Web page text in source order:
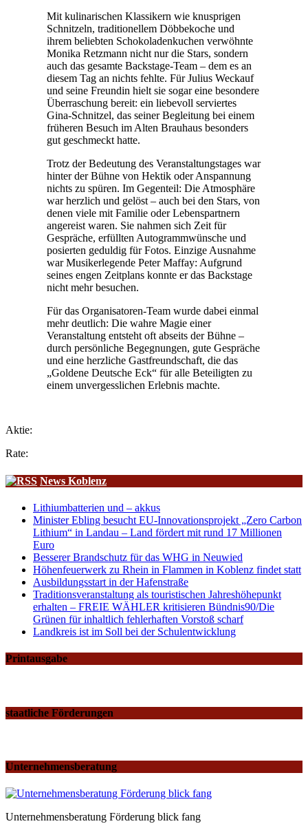
Mit kulinarischen Klassikern wie knusprigen
Schnitzeln, traditionellem Döbbekoche und
ihrem beliebten Schokoladenkuchen verwöhnte
Monika Retzmann nicht nur die Stars, sondern
auch das gesamte Backstage-Team – dem es an
diesem Tag an nichts fehlte. Für Julius Weckauf
und seine Freundin hielt sie sogar eine besondere
Überraschung bereit: ein liebevoll serviertes
Gina-Schnitzel, das seiner Begleitung bei einem
früheren Besuch im Alten Brauhaus besonders
gut geschmeckt hatte.
Trotz der Bedeutung des Veranstaltungstages war
hinter der Bühne von Hektik oder Anspannung
nichts zu spüren. Im Gegenteil: Die Atmosphäre
war herzlich und gelöst – auch bei den Stars, von
denen viele mit Familie oder Lebenspartnern
angereist waren. Sie nahmen sich Zeit für
Gespräche, erfüllten Autogrammwünsche und
posierten geduldig für Fotos. Einzige Ausnahme
war Musikerlegende Peter Maffay: Aufgrund
seines engen Zeitplans konnte er das Backstage
nicht mehr besuchen.
Für das Organisatoren-Team wurde dabei einmal
mehr deutlich: Die wahre Magie einer
Veranstaltung entsteht oft abseits der Bühne –
durch persönliche Begegnungen, gute Gespräche
und eine herzliche Gastfreundschaft, die das
„Goldene Deutsche Eck“ für alle Beteiligten zu
einem unvergesslichen Erlebnis machte.
Aktie:
Rate:
News Koblenz
Lithiumbatterien und – akkus
Minister Ebling besucht EU-Innovationsprojekt „Zero Carbon
Lithium“ in Landau – Land fördert mit rund 17 Millionen
Euro
Besserer Brandschutz für das WHG in Neuwied
Höhenfeuerwerk zu Rhein in Flammen in Koblenz findet statt
Ausbildungsstart in der Hafenstraße
Traditionsveranstaltung als touristischen Jahreshöhepunkt
erhalten – FREIE WÄHLER kritisieren Bündnis90/Die
Grünen für inhaltlich fehlerhaften Vorstoß scharf
Landkreis ist im Soll bei der Schulentwicklung
Printausgabe
staatliche Förderungen
Unternehmensberatung
Unternehmensberatung Förderung blick fang